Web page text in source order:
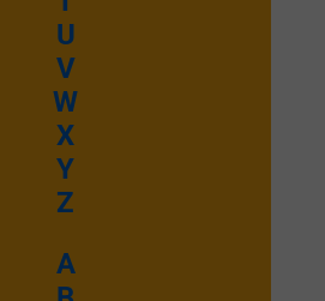
U
V
W
X
Y
Z
A
Emmanuel Septembre 2025
Ecouter et télécharger
Jamais